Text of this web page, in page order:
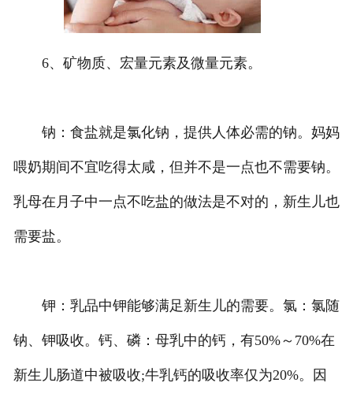
6、矿物质、宏量元素及微量元素。
钠：食盐就是氯化钠，提供人体必需的钠。妈妈
喂奶期间不宜吃得太咸，但并不是一点也不需要钠。
乳母在月子中一点不吃盐的做法是不对的，新生儿也
需要盐。
钾：乳品中钾能够满足新生儿的需要。氯：氯随
钠、钾吸收。钙、磷：母乳中的钙，有50%～70%在
新生儿肠道中被吸收;牛乳钙的吸收率仅为20%。因